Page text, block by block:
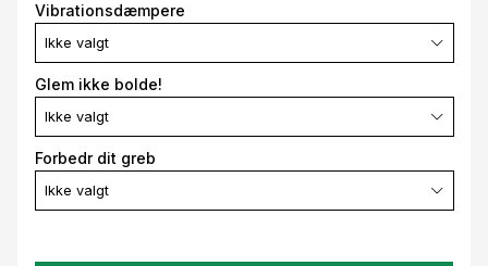
Vibrationsdæmpere
Ikke valgt
Glem ikke bolde!
Ikke valgt
Forbedr dit greb
Ikke valgt